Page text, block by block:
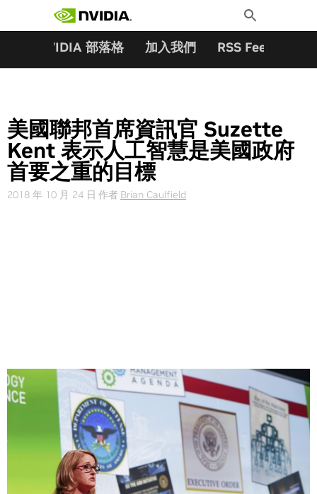
Toggle
Search
NVIDIA 部落格 加入我們 RSS Feeds
美國聯邦首席資訊官 Suzette
Kent 表示人工智慧是美國政府
首要之重的目標
2018 年 10 月 24 日 作者 Brian Caulfield
Share